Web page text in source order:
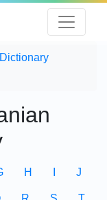
H J